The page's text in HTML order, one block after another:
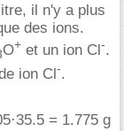
il n'y a plus
des ions.
O+ et un ion Cl-.
ion Cl-.
= 1.775 g